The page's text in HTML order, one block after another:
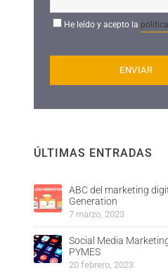
He leído y acepto la
ÚLTIMAS ENTRADAS
ABC del marketing
Generation
7 marzo, 2023
Social Media
PYMES
20 febrero, 2023